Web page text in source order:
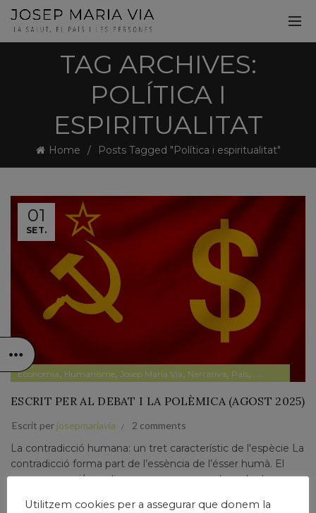
TAG ARCHIVES:
POLÍTICA I
ESPIRITUALITAT
Home Posts Tagged "Política i espiritualitat"
01
SET.
Economia, Humanisme, Josep Maria Via, Narrativa, País, Papers prvats
ESCRIT PER AL DEBAT I LA POLÈMICA (AGOST 2025)
Escrit per josepmariavia 2 comments
La contradicció humana: un tret característic de l'espècie La
contradicció forma part de l’essència de l’ésser humà. El
que es pensa i/o es diu no sempre concorda amb el que es
Utilitzem cookies per a assegurar que donem la